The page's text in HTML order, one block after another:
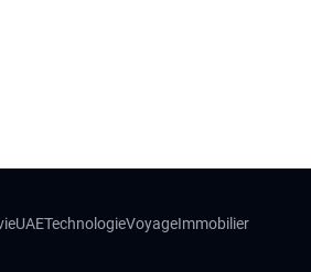
UAETechnologieVoyageImmobilier